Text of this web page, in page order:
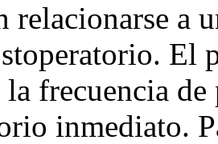
relacionarse a
El
frecuencia
inmediato.